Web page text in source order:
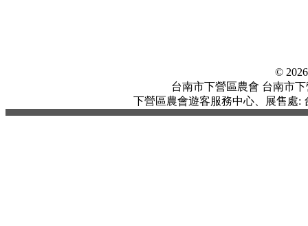
©
台南市下營區農會 台南市下
下營區農會遊客服務中心、展售處: